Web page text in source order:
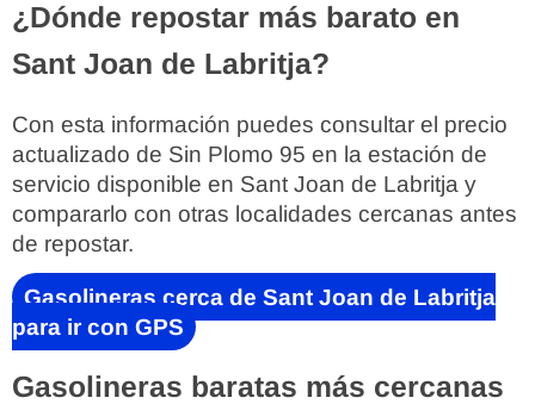
¿Dónde repostar más barato en
Sant Joan de Labritja?
Con esta información puedes consultar el precio
actualizado de Sin Plomo 95 en la estación de
servicio disponible en Sant Joan de Labritja y
compararlo con otras localidades cercanas antes
de repostar.
Gasolineras cerca de Sant Joan de Labritja
para ir con GPS
Gasolineras baratas más cercanas